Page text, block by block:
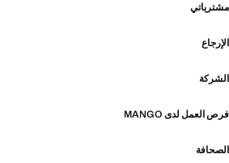
مشترياتي
الإرجاع
الشركة
فرص العمل لدى MANGO
الصحافة